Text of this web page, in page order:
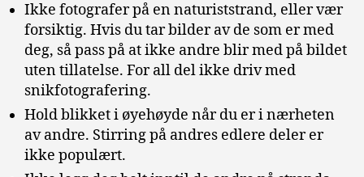
Ikke fotografer på en naturiststrand, eller vær
forsiktig. Hvis du tar bilder av de som er med
deg, så pass på at ikke andre blir med på bildet
uten tillatelse. For all del ikke driv med
snikfotografering.
Hold blikket i øyehøyde når du er i nærheten
av andre. Stirring på andres edlere deler er
ikke populært.